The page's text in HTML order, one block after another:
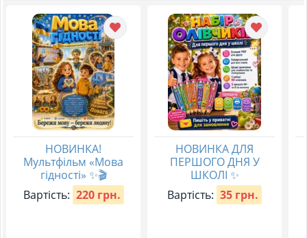
НОВИНКА!
Мультфільм «Мова
гідності» ✨🎬
Вартість: 220 грн.
НОВИНКА ДЛЯ
ПЕРШОГО ДНЯ У
ШКОЛІ ✨
Вартість: 35 грн.